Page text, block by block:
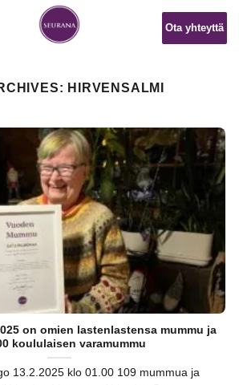
Ota yhteyttä
HIRVENSALMI
on omien lastenlastensa mummu ja
koululaisen varamummu
13.2.2025 klo 01.00 109 mummua ja